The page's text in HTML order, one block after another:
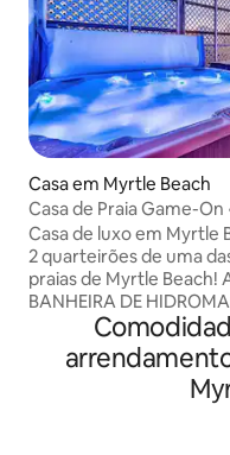
Casa em Myrtle Beach
Casa de Praia Game-On
Arcadian Dunes
Casa de luxo em Myrtle
2 quarteirões de uma
praias de Myrtle Beach!
BANHEIRA DE
PRIVADA, cozinha
televisões. Perfeito
querem mais do que
passem o dia na praia